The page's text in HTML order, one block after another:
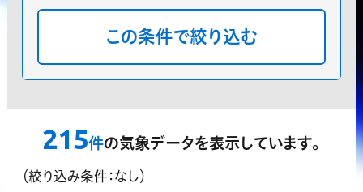
分類
プレミアム気象データ 気象庁データ
分布
領域指定機能
215件の気象データを表示しています。
（絞り込み条件：なし）